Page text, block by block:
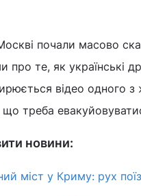
почали масово
те, як українські
відео одного
що треба
новини:
міст у Криму: рух